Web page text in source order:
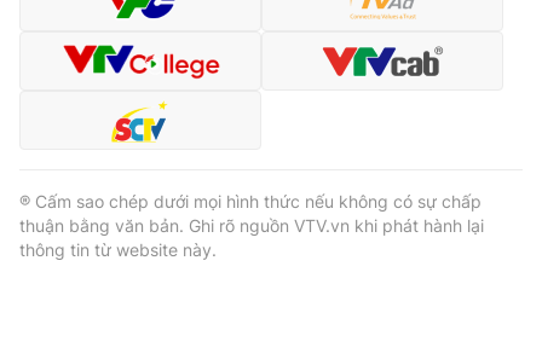
® Cấm sao chép dưới mọi hình thức nếu không có sự chấp
thuận bằng văn bản. Ghi rõ nguồn VTV.vn khi phát hành lại
thông tin từ website này.